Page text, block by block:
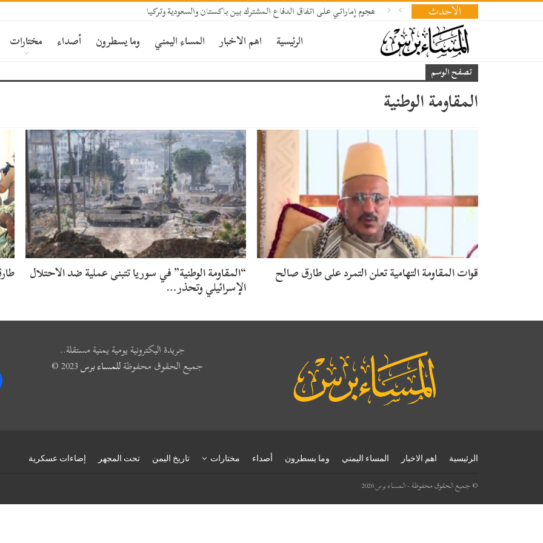
الأحدث هجوم إماراتي على اتفاق الدفاع المشترك بين باكستان والسعودية وتركيا
الرئيسية اهم الاخبار المساء اليمني وما يسطرون أصداء مختارات
تصفح الوسم
المقاومة الوطنية
قوات المقاومة التهامية تعلن التمرد على طارق صالح “المقاومة الوطنية” في سوريا تتبنى عملية ضد الاحتلال
الإسرائيلي وتحذر…
جريدة اليكترونية يومية يمنية مستقلة..
جميع الحقوق محفوظةللمساء برس
الرئيسية اهم الاخبار المساء اليمني وما يسطرون أصداء مختارات تاريخ اليمن تحت المجهر إضاءات عسكرية
© جميع الحقوق محفوظة - المساء برس 2026